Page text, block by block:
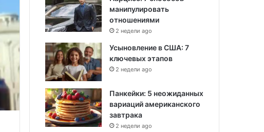
манипулировать
отношениями
2 недели ago
Усыновление в США: 7
ключевых этапов
2 недели ago
Панкейки: 5 неожиданных
вариаций американского
завтрака
2 недели ago